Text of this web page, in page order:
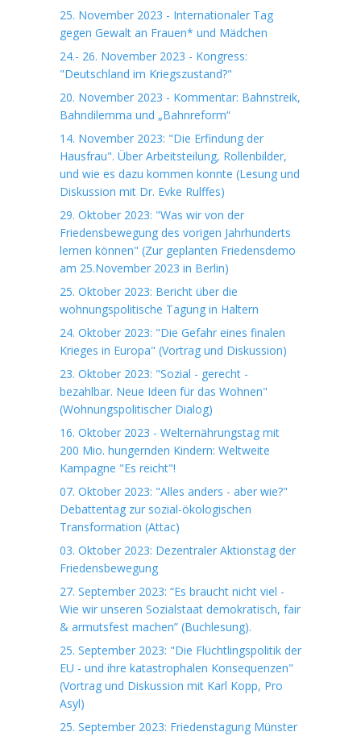
25. November 2023 - Internationaler Tag
gegen Gewalt an Frauen* und Mädchen
24.- 26. November 2023 - Kongress:
"Deutschland im Kriegszustand?"
20. November 2023 - Kommentar: Bahnstreik,
Bahndilemma und „Bahnreform“
14. November 2023: "Die Erfindung der
Hausfrau". Über Arbeitsteilung, Rollenbilder,
und wie es dazu kommen konnte (Lesung und
Diskussion mit Dr. Evke Rulffes)
29. Oktober 2023: "Was wir von der
Friedensbewegung des vorigen Jahrhunderts
lernen können" (Zur geplanten Friedensdemo
am 25.November 2023 in Berlin)
25. Oktober 2023: Bericht über die
wohnungspolitische Tagung in Haltern
24. Oktober 2023: "Die Gefahr eines finalen
Krieges in Europa" (Vortrag und Diskussion)
23. Oktober 2023: "Sozial - gerecht -
bezahlbar. Neue Ideen für das Wohnen"
(Wohnungspolitischer Dialog)
16. Oktober 2023 - Welternährungstag mit
200 Mio. hungernden Kindern: Weltweite
Kampagne "Es reicht"!
07. Oktober 2023: "Alles anders - aber wie?"
Debattentag zur sozial-ökologischen
Transformation (Attac)
03. Oktober 2023: Dezentraler Aktionstag der
Friedensbewegung
27. September 2023: “Es braucht nicht viel -
Wie wir unseren Sozialstaat demokratisch, fair
& armutsfest machen” (Buchlesung).
25. September 2023: "Die Flüchtlingspolitik der
EU - und ihre katastrophalen Konsequenzen"
(Vortrag und Diskussion mit Karl Kopp, Pro
Asyl)
25. September 2023: Friedenstagung Münster